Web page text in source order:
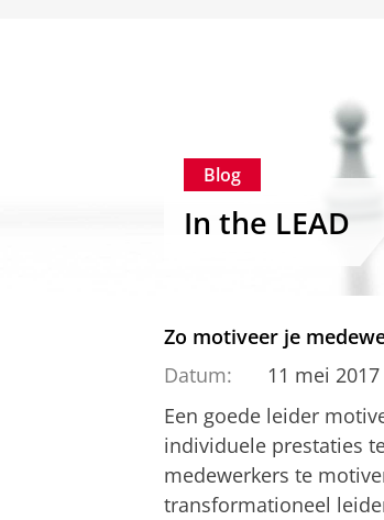
Blog
In the LEAD
Zo motiveer je
Datum:
11 mei 2017
Een goede leider
individuele prestaties
medewerkers te
transformationeel